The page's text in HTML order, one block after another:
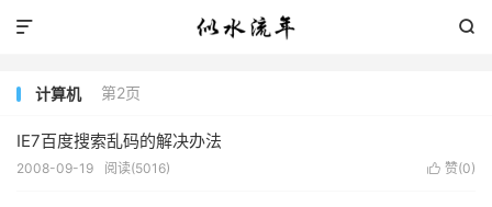


计算机 第2页
IE7百度搜索乱码的解决办法
 赞(0)
2008-09-19 阅读(5016)